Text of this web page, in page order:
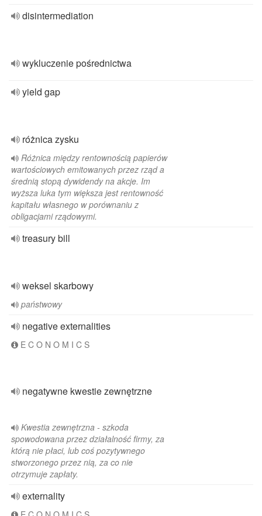
disintermediation
wykluczenie pośrednictwa
yield gap
różnica zysku
Różnica między rentownością papierów
wartościowych emitowanych przez rząd a
średnią stopą dywidendy na akcje. Im
wyższa luka tym większa jest rentowność
kapitału własnego w porównaniu z
obligacjami rządowymi.
treasury bill
weksel skarbowy
państwowy
negative externalities
E C O N O M I C S
negatywne kwestie zewnętrzne
Kwestia zewnętrzna - szkoda
spowodowana przez działalność firmy, za
którą nie płaci, lub coś pozytywnego
stworzonego przez nią, za co nie
otrzymuje zapłaty.
externality